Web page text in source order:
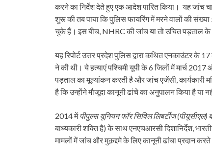
करने का निर्देश देते हुए एक आदेश पारित किया। यह जांच
शुरू की तब पाया कि पुलिस फायरिंग में मरने वालों की
चुके हैं। इस बीच, NHRC की जांच या तो उचित पड़ताल के
यह रिपोर्ट उत्तर प्रदेश पुलिस द्वारा कथित एनकाउंटर के
ने की थी। ये हत्याएं पश्चिमी यूपी के 6 जिलों में मार्च
पड़ताल का मूल्यांकन करती है और जांच एजेंसी, कार्यकारी
है कि उन्होंने मौजूदा कानूनी ढांचे का अनुपालन किया है या
2014 में पीपुल्सयूनियनफॉरसिविललिबर्टीज (पीयूसीएल)
बाध्यकारी शक्ति है) के साथ एनएचआरसी दिशानिर्देश,
मामलों में जांच और मुक़द्दमे के लिए कानूनी ढांचा प्रदान करते